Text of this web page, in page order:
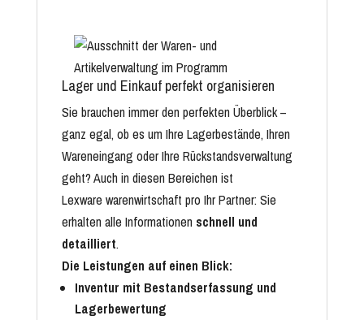
Lager und Einkauf perfekt organisieren
Sie brauchen immer den perfekten Überblick –
ganz egal, ob es um Ihre Lagerbestände, Ihren
Wareneingang oder Ihre Rückstandsverwaltung
geht? Auch in diesen Bereichen ist
Lexware warenwirtschaft pro Ihr Partner: Sie
erhalten alle Informationen schnell und
detailliert.
Die Leistungen auf einen Blick:
Inventur mit Bestandserfassung und
Lagerbewertung